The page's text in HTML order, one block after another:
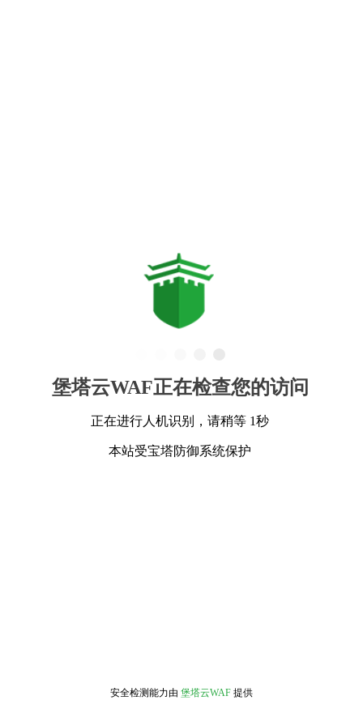
堡塔云WAF正在检查您的访问
正在进行人机识别，请稍等 1秒
本站受宝塔防御系统保护
安全检测能力由 堡塔云WAF 提供